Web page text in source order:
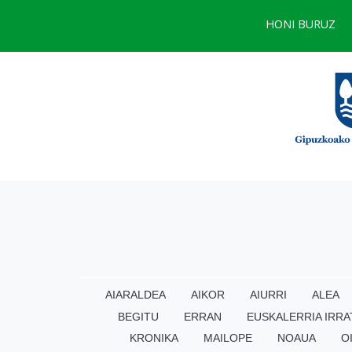
HONI BURUZ
AIARALDEA AIKOR AIURRI ALEA
BEGITU
ERRAN EUSKALERRIA
KRONIKA
MAILOPE NOAUA